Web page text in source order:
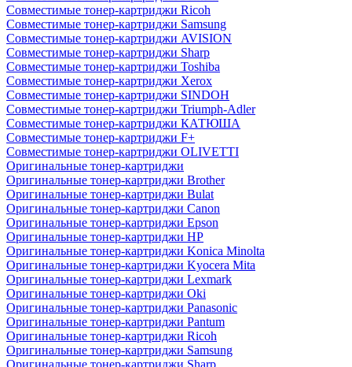
Совместимые тонер-картриджи Ricoh
Совместимые тонер-картриджи Samsung
Совместимые тонер-картриджи AVISION
Совместимые тонер-картриджи Sharp
Совместимые тонер-картриджи Toshiba
Совместимые тонер-картриджи Xerox
Совместимые тонер-картриджи SINDOH
Совместимые тонер-картриджи Triumph-Adler
Совместимые тонер-картриджи КАТЮША
Совместимые тонер-картриджи F+
Совместимые тонер-картриджи OLIVETTI
Оригинальные тонер-картриджи
Оригинальные тонер-картриджи Brother
Оригинальные тонер-картриджи Bulat
Оригинальные тонер-картриджи Canon
Оригинальные тонер-картриджи Epson
Оригинальные тонер-картриджи HP
Оригинальные тонер-картриджи Konica Minolta
Оригинальные тонер-картриджи Kyocera Mita
Оригинальные тонер-картриджи Lexmark
Оригинальные тонер-картриджи Oki
Оригинальные тонер-картриджи Panasonic
Оригинальные тонер-картриджи Pantum
Оригинальные тонер-картриджи Ricoh
Оригинальные тонер-картриджи Samsung
Оригинальные тонер-картриджи Sharp